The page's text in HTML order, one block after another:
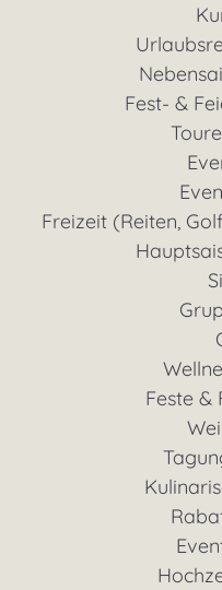
Fest- &
Freizeit (Reiten,
Feste &